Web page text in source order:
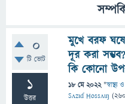
0
টি ভোট
1
উত্তর
মুখে বরফ ঘষে
দূর করা
কি কোনো
18 মে 2022 "স্বাস্থ্য
Sʌzɩɗ Hossʌɩŋ (260